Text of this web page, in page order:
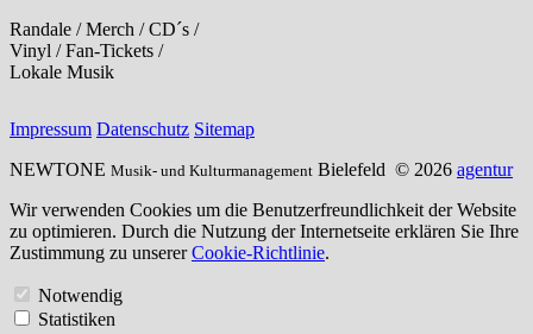
Randale / Merch / CD´s /
Vinyl / Fan-Tickets /
Lokale Musik
Impressum Datenschutz Sitemap
NEWTONE Musik- und Kulturmanagement Bielefeld © 2026 agentur
Wir verwenden Cookies um die Benutzerfreundlichkeit der Website
zu optimieren. Durch die Nutzung der Internetseite erklären Sie Ihre
Zustimmung zu unsererCookie-Richtlinie.
Notwendig
Statistiken